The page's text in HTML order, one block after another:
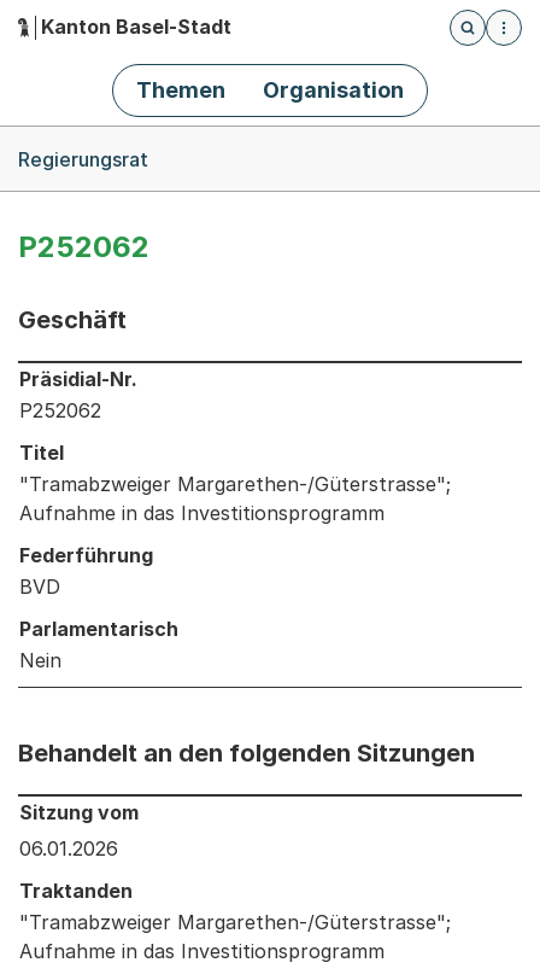
Hauptnavigation
Kanton Basel-Stadt
Öffnet
Themen Organisation
Regierungsrat
P252062
Geschäft
Informationen zum Ausgewählten Geschäft
Präsidial-Nr.
P252062
Titel
"Tramabzweiger Margarethen-/Güterstrasse";
Aufnahme in das Investitionsprogramm
Federführung
BVD
Parlamentarisch
Nein
Behandelt an den folgenden Sitzungen
Behandelt an den folgenden Sitzungen: Informationen
Sitzung vom
06.01.2026
Traktanden
"Tramabzweiger Margarethen-/Güterstrasse";
Aufnahme in das Investitionsprogramm